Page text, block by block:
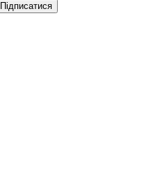
Підписатися